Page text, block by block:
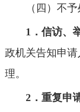
（四）不
1．信访、
政机关告知申
理。
2．重复申